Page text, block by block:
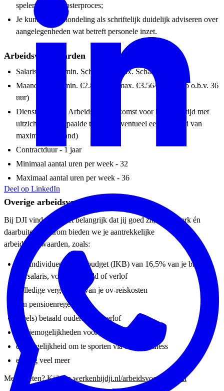
spelers in het roosterproces;
Je kunt zowel mondeling als schriftelijk duidelijk adviseren over
aangelegenheden wat betreft personele inzet.
Arbeidsvoorwaarden
Salarisniveau - min. Schaal 06 - max. Schaal 06
Maandsalaris - min. €2.866,00 - max. €3.564,00 (bruto o.b.v. 36
uur)
Dienstverband - Arbeidsovereenkomst voor bepaalde tijd met
uitzicht op onbepaalde tijd (met eventueel een proeftijd van
maximaal 1 maand)
Contractduur - 1 jaar
Minimaal aantal uren per week - 32
Maximaal aantal uren per week - 36
Overige arbeidsvoorwaarden
Bij DJI vinden we het belangrijk dat jij goed zit, op je werk én
daarbuiten. Daarom bieden we je aantrekkelijke
arbeidsvoorwaarden, zoals:
een Individueel Keuzebudget (IKB) van 16,5% van je bruto
jaarsalaris, voor extra geld of verlof
volledige vergoeding van je ov-reiskosten
een pensioenregeling
(deels) betaald ouderschapsverlof
studiemogelijkheden voor je ontwikkeling
de mogelijkheid om te sporten via bedrijfsfitness
en nog veel meer
Meer weten? Kijk opwerkenbijdji.nl/arbeidsvoorwaarden
Deel op LinkedIn